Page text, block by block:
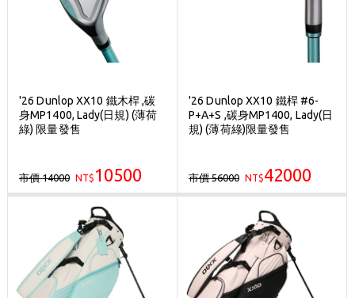
'26 Dunlop XX10 鐵木桿 ,碳
身MP1400, Lady(日規) (薄荷
綠) 限量發售
市價 14000 NT$ 10500
'26 Dunlop XX10 鐵桿 #6-
P+A+S ,碳身MP1400, Lady(日
規) (薄荷綠)限量發售
市價 56000 NT$42000